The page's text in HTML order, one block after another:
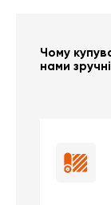
Чому
нами